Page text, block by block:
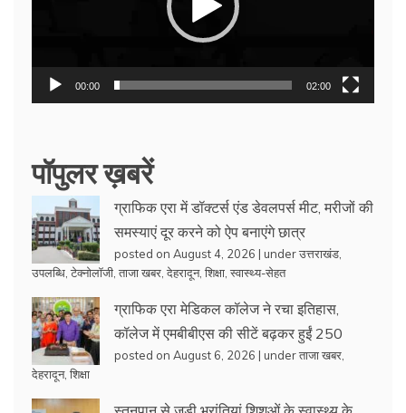
00:00 02:00
पॉपुलर ख़बरें
ग्राफिक एरा में डॉक्टर्स एंड डेवलपर्स मीट, मरीजों की
समस्याएं दूर करने को ऐप बनाएंगे छात्र
posted on August 4, 2026 | underउत्तराखंड
उपलब्धि टेक्नोलॉजी ताजा खबर देहरादून, शिक्षा स्वास्थ्य-सेहत
ग्राफिक एरा मेडिकल कॉलेज ने रचा इतिहास,
कॉलेज में एमबीबीएस की सीटें बढ़कर हुईं 250
posted on August 6, 2026 | underताजा खबर
देहरादून, शिक्षा